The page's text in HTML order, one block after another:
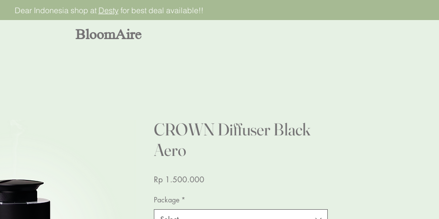
Dear Indonesia shop at Destyfor best deal available!!
BloomAire
CROWN Diffuser Black
Aero
Rp 1.500.000Price
Package *